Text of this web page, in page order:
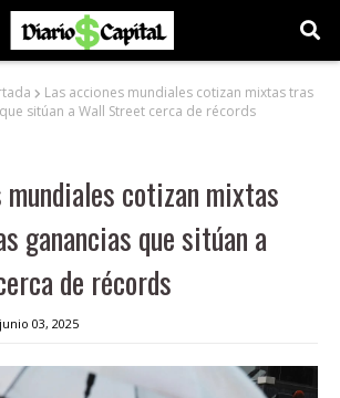
Las acciones mundiales cotizan mixtas tras
sitúan a Wall Street cerca de récords
mundiales cotizan mixtas
ganancias que sitúan a
de récords
junio 03, 2025